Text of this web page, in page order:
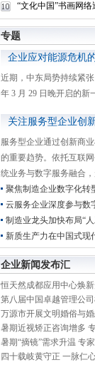
“文化中国”书画网
专题
企业应对能源危机
近期，中东局势持续紧
年 3 月 29 日晚开启的新
关注服务型企业创
服务型企业通过创新商
的重要趋势。依托互联
统业务与数字服务融合，
聚焦制造企业数字化转
云服务企业深度参与数
制造业龙头加快布局“
新质生产力在中国式现
企业新闻发布汇
恒天然成都应用中心焕
第八届中国卓越管理公
万源市开展文明婚俗与
暑期近视矫正咨询增多
暑期“摘镜”需求升温 专
四十载岐黄守正 一脉仁